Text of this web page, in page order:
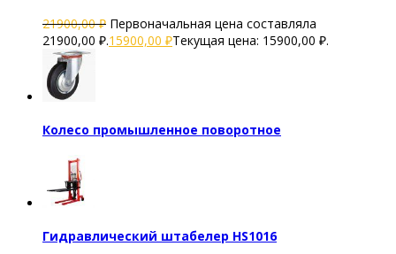
21900,00₽ Первоначальная цена составляла
21900,00 ₽.15900,00 ₽Текущая цена: 15900,00 ₽.
Колесо промышленное поворотное
Гидравлический штабелер HS1016